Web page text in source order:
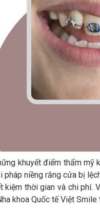
khuyết điểm thẩm mỹ
niềng răng cửa bị
thời gian và chi phí.
khoa Quốc tế Việt